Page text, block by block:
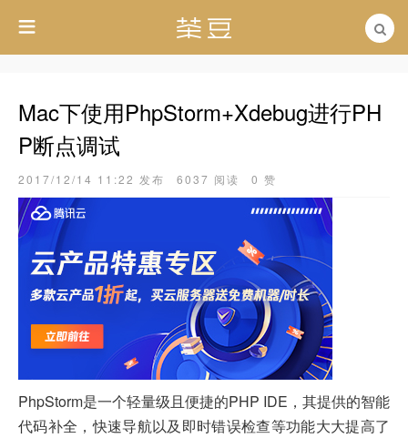
Mac下使用PhpStorm+Xdebug进行PH
P断点调试
2017/12/14 11:22 发布 6037 阅读 0 赞
PhpStorm是一个轻量级且便捷的PHP IDE，其提供的智能
代码补全，快速导航以及即时错误检查等功能大大提高了